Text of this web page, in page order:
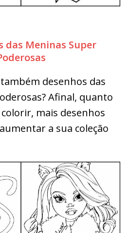
das Meninas Super
desenhos das
Afinal, quanto
mais desenhos
a sua coleção